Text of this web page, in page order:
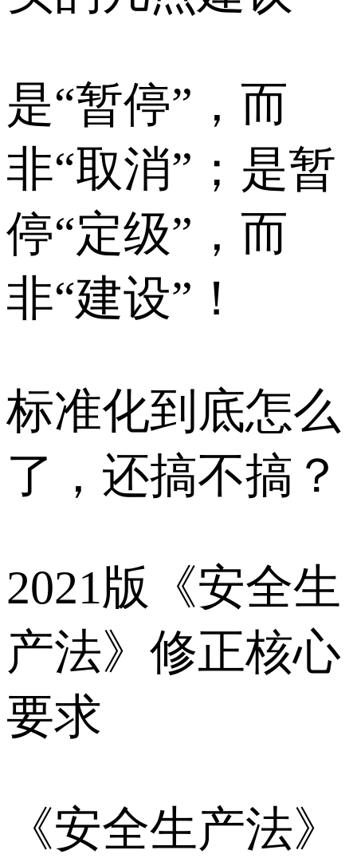
是“暂停”，而
非“取消”；是暂
停“定级”，而
非“建设”！
标准化到底怎么
了，还搞不搞？
2021版《安全生
产法》修正核心
要求
《安全生产法》